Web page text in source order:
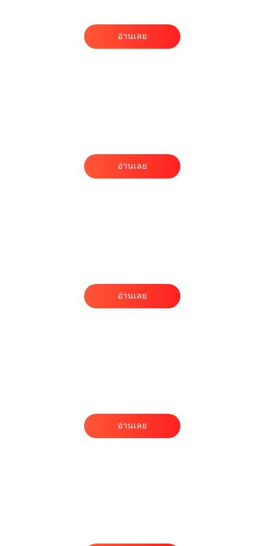
อ่านเลย
อ่านเลย
อ่านเลย
อ่านเลย